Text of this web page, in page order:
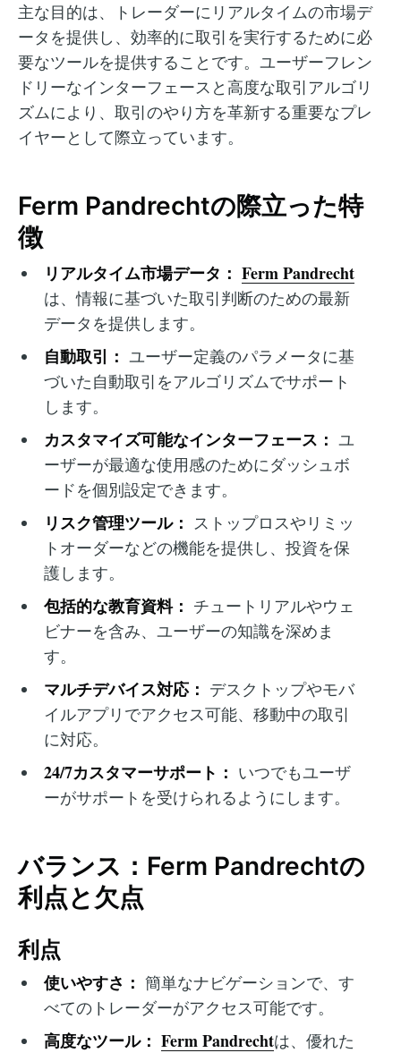
主な目的は、トレーダーにリアルタイムの市場デ
ータを提供し、効率的に取引を実行するために必
要なツールを提供することです。ユーザーフレン
ドリーなインターフェースと高度な取引アルゴリ
ズムにより、取引のやり方を革新する重要なプレ
イヤーとして際立っています。
Ferm Pandrechtの際立った特
徴
リアルタイム市場データ： Ferm Pandrecht
は、情報に基づいた取引判断のための最新
データを提供します。
自動取引： ユーザー定義のパラメータに基
づいた自動取引をアルゴリズムでサポート
します。
カスタマイズ可能なインターフェース： ユ
ーザーが最適な使用感のためにダッシュボ
ードを個別設定できます。
リスク管理ツール： ストップロスやリミッ
トオーダーなどの機能を提供し、投資を保
護します。
包括的な教育資料： チュートリアルやウェ
ビナーを含み、ユーザーの知識を深めま
す。
マルチデバイス対応： デスクトップやモバ
イルアプリでアクセス可能、移動中の取引
に対応。
24/7カスタマーサポート： いつでもユーザ
ーがサポートを受けられるようにします。
バランス：Ferm Pandrechtの
利点と欠点
利点
使いやすさ： 簡単なナビゲーションで、す
べてのトレーダーがアクセス可能です。
高度なツール： Ferm Pandrechtは、優れた